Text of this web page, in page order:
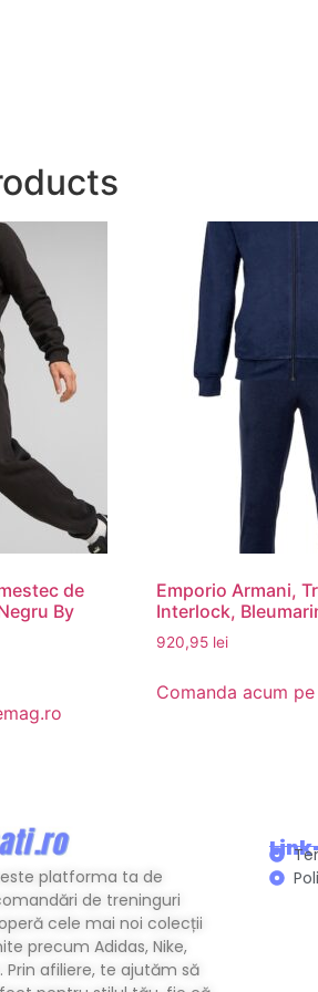
de
By
Emporio Armani,
Interlock,
920,95 lei
Comanda acum
este platforma ta de
de treninguri
cele mai noi colecții
precum Adidas, Nike,
afiliere, te ajutăm să